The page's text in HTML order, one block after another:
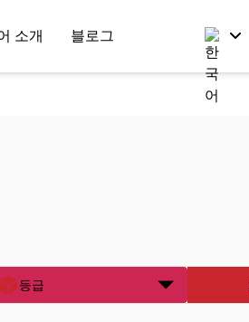
소개 블로그
등급